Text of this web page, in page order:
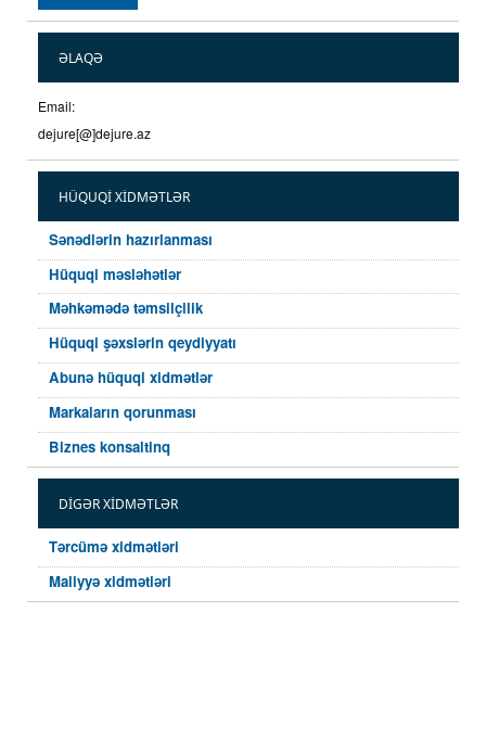
ƏLAQƏ
Email:
dejure[@]dejure.az
HÜQUQI XIDMƏTLƏR
Sənədlərin hazırlanması
Hüquqi məsləhətlər
Məhkəmədə təmsilçilik
Hüquqi şəxslərin qeydiyyatı
Abunə hüquqi xidmətlər
Markaların qorunması
Biznes konsaltinq
DIGƏR XIDMƏTLƏR
Tərcümə xidmətləri
Maliyyə xidmətləri